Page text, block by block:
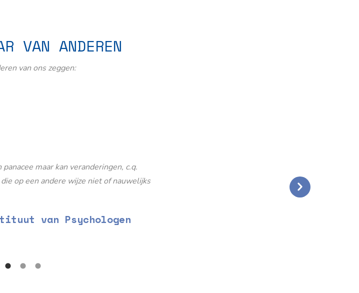
VAN ANDEREN
van ons zeggen:
maar kan veranderingen, c.q.
op een andere wijze niet of nauwelijks
van Psychologen